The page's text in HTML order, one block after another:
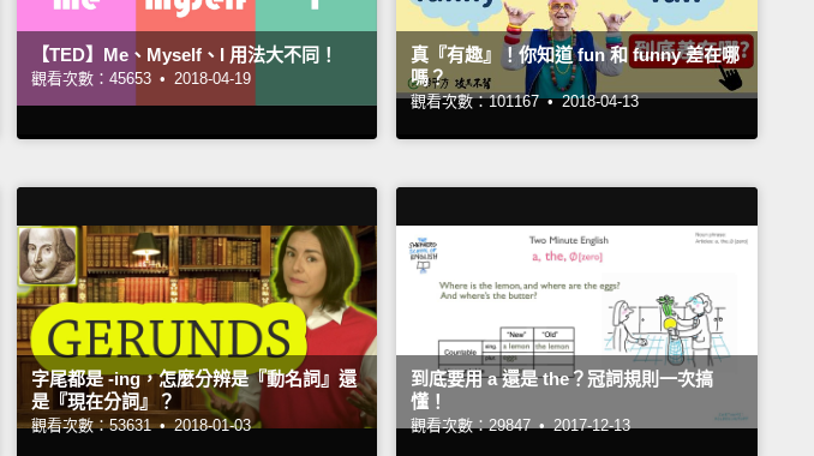
【TED】Me、Myself、I 用法大不同！
觀看次數：45653 • 2018-04-19
真『有趣』！你知道 fun 和 funny 差在哪
嗎？
觀看次數：101167 • 2018-04-13
字尾都是 -ing，怎麼分辨是『動名詞』還
是『現在分詞』？
觀看次數：53631 • 2018-01-03
到底要用 a 還是 the？冠詞規則一次搞
懂！
觀看次數：29847 • 2017-12-13